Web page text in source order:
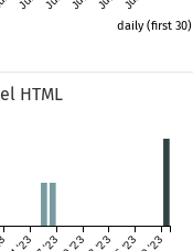
daily (first 30)
HTML